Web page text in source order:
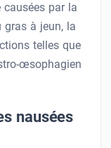
causées par la
gras à jeun, la
telles que
œsophagien
nausées